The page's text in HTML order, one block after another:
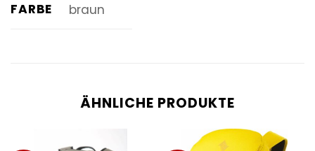
FARBE braun
ÄHNLICHE PRODUKTE